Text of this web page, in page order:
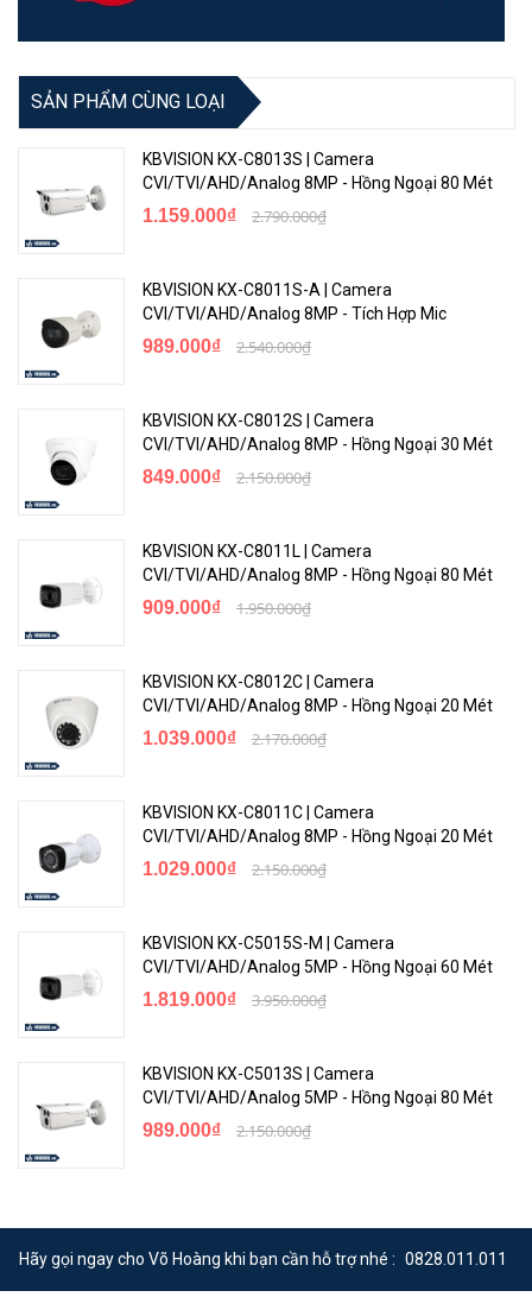
SẢN PHẨM CÙNG LOẠI
KBVISION KX-C8013S | Camera
CVI/TVI/AHD/Analog 8MP - Hồng Ngoại 80 Mét
1.159.000₫ 2.790.000₫
KBVISION KX-C8011S-A | Camera
CVI/TVI/AHD/Analog 8MP - Tích Hợp Mic
989.000₫ 2.540.000₫
KBVISION KX-C8012S | Camera
CVI/TVI/AHD/Analog 8MP - Hồng Ngoại 30 Mét
849.000₫ 2.150.000₫
KBVISION KX-C8011L | Camera
CVI/TVI/AHD/Analog 8MP - Hồng Ngoại 80 Mét
909.000₫ 1.950.000₫
KBVISION KX-C8012C | Camera
CVI/TVI/AHD/Analog 8MP - Hồng Ngoại 20 Mét
1.039.000₫ 2.170.000₫
KBVISION KX-C8011C | Camera
CVI/TVI/AHD/Analog 8MP - Hồng Ngoại 20 Mét
1.029.000₫ 2.150.000₫
KBVISION KX-C5015S-M | Camera
CVI/TVI/AHD/Analog 5MP - Hồng Ngoại 60 Mét
1.819.000₫ 3.950.000₫
KBVISION KX-C5013S | Camera
CVI/TVI/AHD/Analog 5MP - Hồng Ngoại 80 Mét
989.000₫ 2.150.000₫
Hãy gọi ngay cho Võ Hoàng khi bạn cần hỗ trợ nhé : 0828.011.011